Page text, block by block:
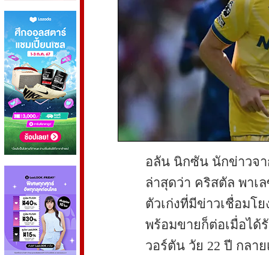
อลัน นิกซัน นักข่าวจ
ล่าสุดว่า คริสตัล พาเ
ตัวเก่งที่มีข่าวเชื่อมโ
พร้อมขายก็ต่อเมื่อได้
วอร์ตัน วัย 22 ปี กลา